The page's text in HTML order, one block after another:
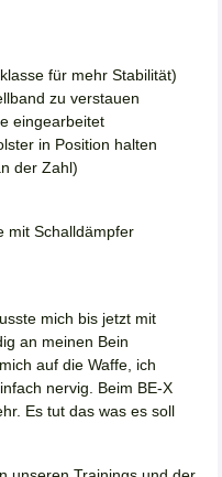
für mehr Stabilität)
zu verstauen
eingearbeitet
in Position halten
der Zahl)
mit Schalldämpfer
mich bis jetzt mit
an meinen Bein
auf die Waffe, ich
nervig. Beim BE-X
Es tut das was es soll